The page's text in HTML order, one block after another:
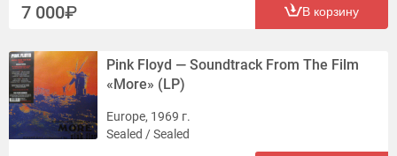
7 000 В корзину
Pink Floyd — Soundtrack From The Film
«More» (LP)
Europe, 1969 г.
Sealed / Sealed